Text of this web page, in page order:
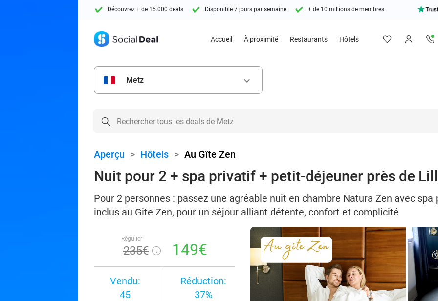
Découvrez + de 15.000 deals Disponible 7 jours par semaine + de 10 millions de membres
Accueil À proximité Restaurants Hôtels
Metz keyboard_arrow_down
Aperçu > Hôtels > Au Gîte Zen
Nuit pour 2 + spa privatif + petit-déjeuner près de
Pour 2 personnes : passez une agréable nuit en chambre Natura Zen avec
inclus au Gite Zen, pour un séjour alliant détente, confort et complicité
Régulier
235€ 149€
Vendu:
45
Réduction:
37%